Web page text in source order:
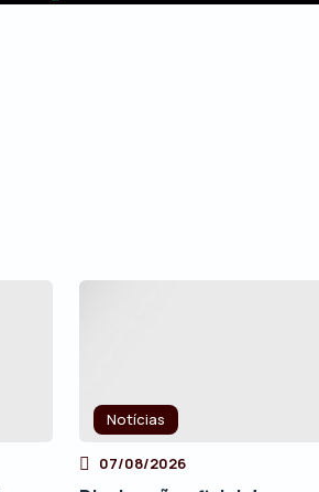
Notícias
07/08/2026